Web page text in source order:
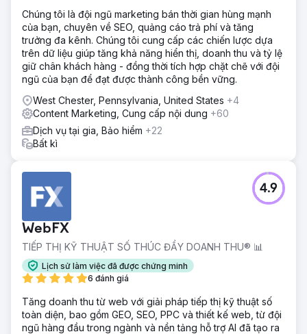
Chúng tôi là đội ngũ marketing bán thời gian hùng mạnh
của bạn, chuyên về SEO, quảng cáo trả phí và tăng
trưởng đa kênh. Chúng tôi cung cấp các chiến lược dựa
trên dữ liệu giúp tăng khả năng hiển thị, doanh thu và tỷ lệ
giữ chân khách hàng - đồng thời tích hợp chặt chẽ với đội
ngũ của bạn để đạt được thành công bền vững.
West Chester, Pennsylvania, United States +4
Content Marketing, Cung cấp nội dung +60
Dịch vụ tại gia, Bảo hiểm +22
Bất kì
WebFX
TIẾP THỊ KỸ THUẬT SỐ THÚC ĐẨY DOANH THU® 📊
Lịch sử làm việc đã được chứng minh
6 đánh giá
4.9
Tăng doanh thu từ web với giải pháp tiếp thị kỹ thuật số
toàn diện, bao gồm GEO, SEO, PPC và thiết kế web, từ đội
ngũ hàng đầu trong ngành và nền tảng hỗ trợ AI đã tạo ra